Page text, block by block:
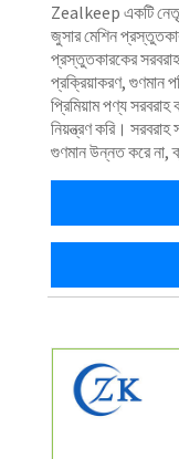
Zealkeep একটি
জুসার মেশিন
প্রস্তুতকারকের
প্রক্রিয়াকরণ, গুণমান
প্রিমিয়াম পণ্য
নিয়ন্ত্রণ করি।
গুণমান উন্নত করে না,